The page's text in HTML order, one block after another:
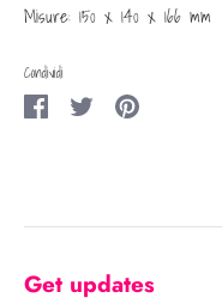
Misure: 150 x 140 x 166 mm
Condividi
CondividiCondividiCondividi
Get updates